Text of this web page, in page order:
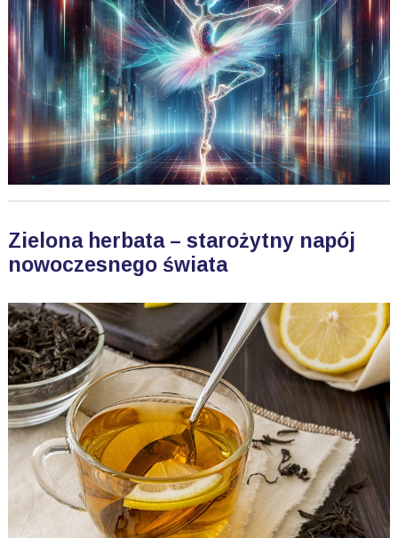
Zielona herbata – starożytny napój
nowoczesnego świata